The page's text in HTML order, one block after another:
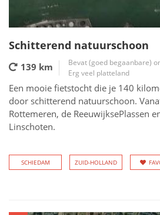
Schitterend natuurschoon
139 km
Bevat (goed begaanbare)
Erg veel platteland
Een mooie fietstocht die je 140
door schitterend natuurschoon.
Rottemeren, de ReeuwijksePlassen
Linschoten.
SCHIEDAM ZUID-HOLLAND